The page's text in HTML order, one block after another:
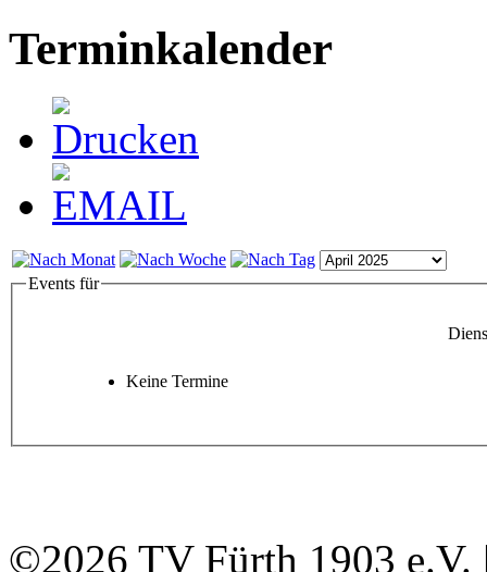
Terminkalender
Events für
Keine Termine
©2026 TV Fürth 1903